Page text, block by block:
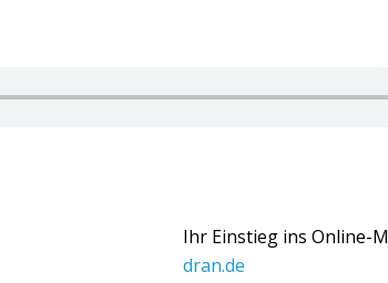
Ihr Einstieg ins Online-
dran.de